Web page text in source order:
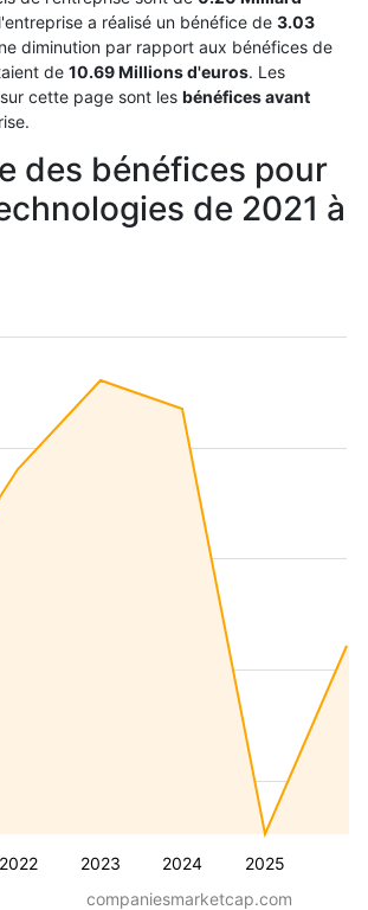
a réalisé un bénéfice de 3.03
diminution par rapport aux bénéfices de
de 10.69 Millions d'euros. Les
cette page sont les bénéfices avant
des bénéfices pour
de 2021 à
2022 2023 2024 2025
companiesmarketcap.com